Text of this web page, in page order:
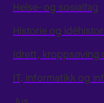
Helse- og sosialfag
Historie og
Idrett, kroppsøving
IT, informatikk og